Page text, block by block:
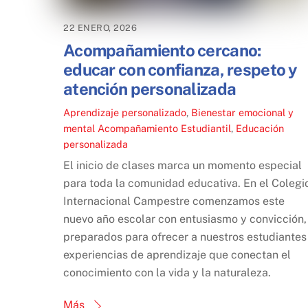
22 ENERO, 2026
Acompañamiento cercano:
educar con confianza, respeto y
atención personalizada
Aprendizaje personalizado, Bienestar emocional y
mental Acompañamiento Estudiantil, Educación
personalizada
El inicio de clases marca un momento especial
para toda la comunidad educativa. En el
Internacional Campestre comenzamos este
nuevo año escolar con entusiasmo y convicción,
preparados para ofrecer a nuestros estudiantes
experiencias de aprendizaje que conectan el
conocimiento con la vida y la naturaleza.
Más